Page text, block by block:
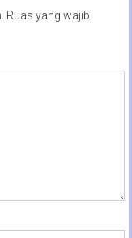
Ruas yang wajib